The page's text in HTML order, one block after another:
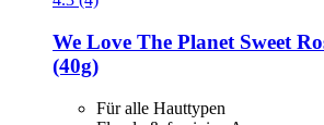
We Love The Planet Sweet
(40g)
Für alle Hauttypen